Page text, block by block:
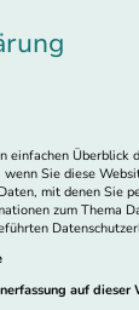
einfachen Überblick
Sie diese
mit denen Sie
zum Thema
auf dieser